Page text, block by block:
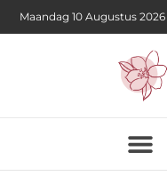
Maandag 10 Augustus 2026